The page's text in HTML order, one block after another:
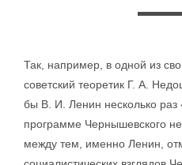
Так, например, в одной из
советский теоретик Г. А.
бы В. И. Ленин несколько раз
программе Чернышевского
между тем, именно Ленин,